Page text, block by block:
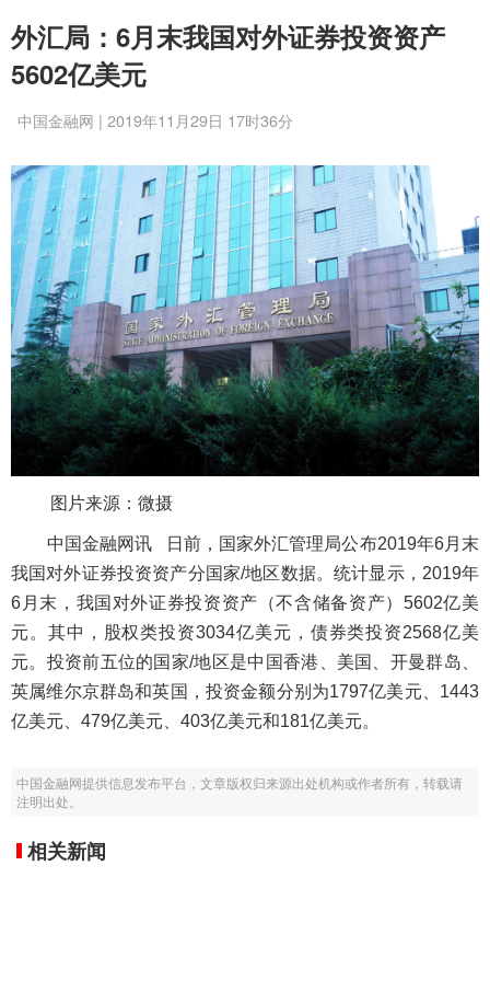
外汇局：6月末我国对外证券投资资产
5602亿美元
中国金融网 | 2019年11月29日 17时36分
图片来源：微摄
中国金融网讯 日前，国家外汇管理局公布2019年6月末
我国对外证券投资资产分国家/地区数据。统计显示， 2019年
6 月末，我国对外证券投资资产（不含储备资产） 5602亿美
元。其中，股权类投资3034亿美元，债券类投资2568亿美
元。投资前五位的国家/地区是中国香港、美国、开曼群岛、
英属维尔京群岛和英国，投资金额分别为1797亿美元、 1443
亿美元、 479亿美元、 403亿美元和181亿美元。
中国金融网提供信息发布平台，文章版权归来源出处机构或作者所有，转载请
注明出处。
相关新闻